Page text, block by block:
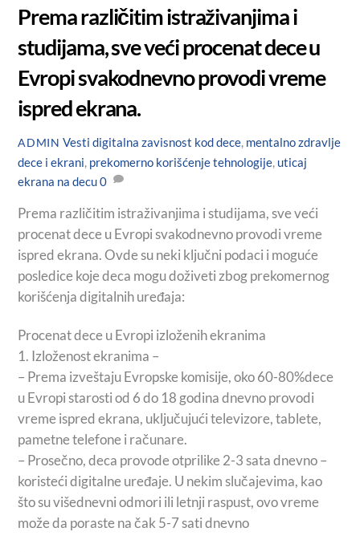
Prema različitim istraživanjima i
studijama, sve veći procenat dece u
Evropi svakodnevno provodi vreme
ispred ekrana.
ADMIN Vesti digitalna zavisnost kod dece, mentalno zdravlje
dece i ekrani prekomerno korišćenje tehnologije uticaj
ekrana na decu0
Prema različitim istraživanjima i studijama, sve veći
procenat dece u Evropi svakodnevno provodi vreme
ispred ekrana. Ovde su neki ključni podaci i moguće
posledice koje deca mogu doživeti zbog prekomernog
korišćenja digitalnih uređaja:
Procenat dece u Evropi izloženih ekranima
1.⁠ ⁠Izloženost ekranima –
– Prema izveštaju Evropske komisije, oko 60-80%dece
u Evropi starosti od 6 do 18 godina dnevno provodi
vreme ispred ekrana, uključujući televizore, tablete,
pametne telefone i računare.
– Prosečno, deca provode otprilike 2-3 sata dnevno –
koristeći digitalne uređaje. U nekim slučajevima, kao
što su višednevni odmori ili letnji raspust, ovo vreme
može da poraste na čak 5-7 sati dnevno